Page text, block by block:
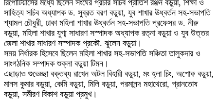
রিপোর্টিয়ার্সের মধ্যে ছিলেন সংঘের প্রচার সচিব প্রীতিশ রঞ্জন বড়ুয়া, শিক্ষা ও
সাহিত্য সচিব অধ্যাপক ড. সুব্রত বরণ বড়ুয়া, যুব শাখার ঊধ্বর্তন সহ-সভাপতি
শ্যামল চৌধুরী, ঢাকা মহিলা শাখার ঊধ্বর্তন সহ-সভাপতি প্রফেসর ড. নীরু
বড়ুয়া, মহিলা শাখার যুগ্ম সাধারণ সস্পাদক অধ্যাপক রত্না বড়ুয়া ও যুব উত্তর
জেলা শাখার সাধারণ সস্পাদক প্রকৌ. ঝুলেন বড়ুয়া।
সময় নির্ধারক হিসেবে ছিলেন মহিলা শাখার সহ-সভাপতি সঞ্চিতা তালুকদার ও
সাংগঠনিক সম্পাদক শুক্লা বড়ুয়া টিমন।
এছাড়াও শুভেচ্ছা বক্তব্য রাখেন অটল বিহারী বড়ুয়া, মং হ্লা চিং, অশোক বড়ুয়া,
মানস কুমার বড়ুয়া, কেমি বড়ুয়া, মিলি বড়ুয়া, পরমানন্দ মহাথেরো, প্রানতোষ
বড়ুয়া, সমীরণ বিকাশ বড়ুয়া প্রমুখ।